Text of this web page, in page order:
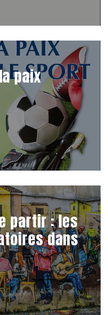
paix
partir : les
dans